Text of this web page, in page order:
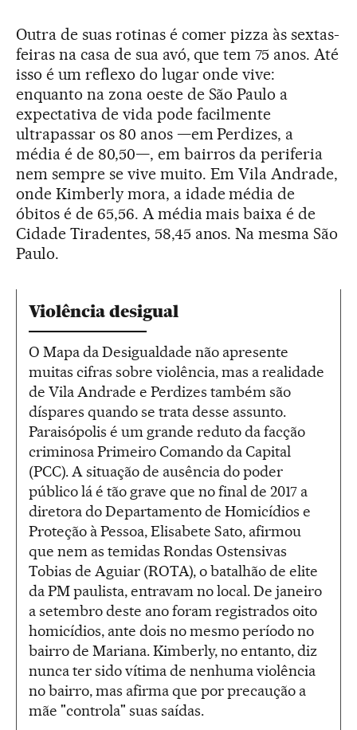
Outra de suas rotinas é comer pizza às sextas-
feiras na casa de sua avó, que tem 75 anos. Até
isso é um reflexo do lugar onde vive:
enquanto na zona oeste de São Paulo a
expectativa de vida pode facilmente
ultrapassar os 80 anos —em Perdizes, a
média é de 80,50—, em bairros da periferia
nem sempre se vive muito. Em Vila Andrade,
onde Kimberly mora, a idade média de
óbitos é de 65,56. A média mais baixa é de
Cidade Tiradentes, 58,45 anos. Na mesma São
Paulo.
Violência desigual
O Mapa da Desigualdade não apresente
muitas cifras sobre violência, mas a realidade
de Vila Andrade e Perdizes também são
díspares quando se trata desse assunto.
Paraisópolis é um grande reduto da facção
criminosa Primeiro Comando da Capital
(PCC). A situação de ausência do poder
público lá é tão grave que no final de 2017 a
diretora do Departamento de Homicídios e
Proteção à Pessoa, Elisabete Sato, afirmou
que nem as temidas Rondas Ostensivas
Tobias de Aguiar (ROTA), o batalhão de elite
da PM paulista, entravam no local. De janeiro
a setembro deste ano foram registrados oito
homicídios, ante dois no mesmo período no
bairro de Mariana. Kimberly, no entanto, diz
nunca ter sido vítima de nenhuma violência
no bairro, mas afirma que por precaução a
mãe "controla" suas saídas.